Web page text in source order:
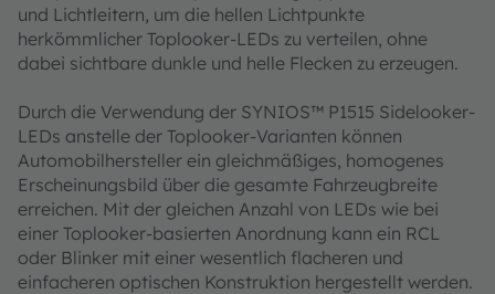
und Lichtleitern, um die hellen Lichtpunkte
herkömmlicher Toplooker-LEDs zu verteilen, ohne
dabei sichtbare dunkle und helle Flecken zu erzeugen.
Durch die Verwendung der SYNIOS™ P1515 Sidelooker-
LEDs anstelle der Toplooker-Varianten können
Automobilhersteller ein gleichmäßiges, homogenes
Erscheinungsbild über die gesamte Fahrzeugbreite
erreichen. Mit der gleichen Anzahl von LEDs wie bei
einer Toplooker-basierten Anordnung kann ein RCL
oder Blinker mit einer wesentlich flacheren und
einfacheren optischen Konstruktion hergestellt werden.